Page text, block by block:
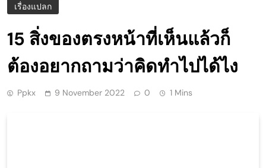
เรื่องแปลก
15 สิ่งของตรงหน้าที่เห็นแล้วก็
ต้องอยากถามว่าคิดทำไปได้ไง
Ppkx 9 November 2022 0 1 Mins